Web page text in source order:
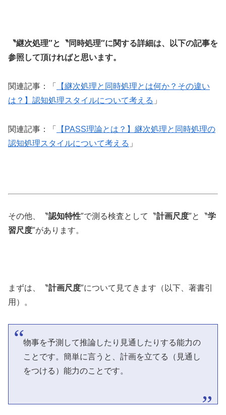
〝継次処理″と〝同時処理″に関する詳細は、以下の記事を
参照して頂ければと思います。
関連記事：「
【継次処理と同時処理とは何か？その違い
は？】認知処理スタイルについて考える 」
関連記事：「
【PASS理論とは？】継次処理と同時処理の
認知処理スタイルについて考える 」
その他、〝認知特性″で測る検査として〝計画尺度″と〝学
習尺度″があります。
まずは、〝計画尺度″について見てきます（以下、著書引
用）。
物事を予測して推論したり見通したりする能力の
ことです。簡単に言うと、計画を立てる（見通し
をつける）能力のことです。